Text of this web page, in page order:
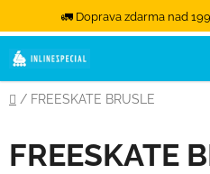
🚛 Doprava zdarma nad
Domů
/ FREESKATE BRUSLE
FREESKATE